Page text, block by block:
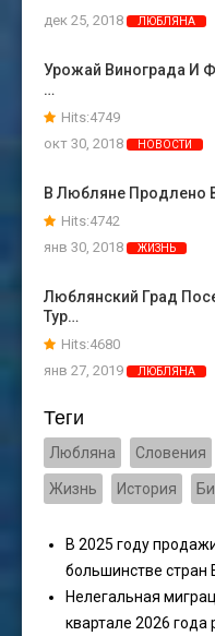
дек 25, 2018
ЛЮБЛЯНА
Урожай Винограда И
…
Hits:4749
окт 30, 2018
НОВОСТИ
В Любляне Продлено
Hits:4742
янв 30, 2018
ЖИЗНЬ
Люблянский Град
Тур…
Hits:4680
янв 27, 2019
ЛЮБЛЯНА
Теги
Любляна Словения
Жизнь История
В 2025 году
большинстве стран
Нелегальная
квартале 2026 года